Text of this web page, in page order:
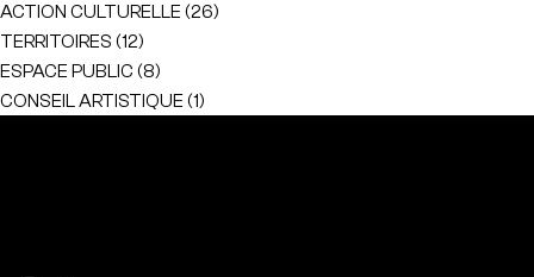
ACTION CULTURELLE (26)
TERRITOIRES (12)
ESPACE PUBLIC (8)
CONSEIL ARTISTIQUE (1)